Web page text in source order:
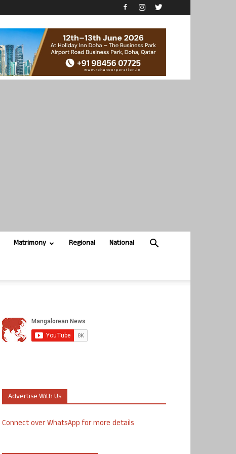
Matrimony Regional National
Advertise With Us
Connect over WhatsApp for more details